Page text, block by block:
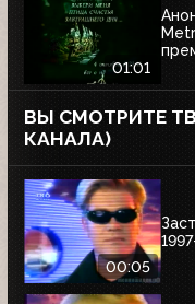
01:01
ВЫ СМОТРИТЕ
КАНАЛА)
00:05